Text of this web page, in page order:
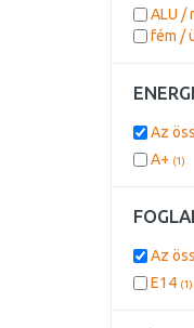
ALU /
fém /
Az
A+ (1)
Az
E14 (1)